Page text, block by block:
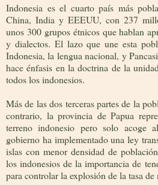
Indonesia es el cuarto país más
China, India y EEEUU, con 237
unos 300 grupos étnicos que hablan
y dialectos. El lazo que une esta
Indonesia, la lengua nacional, y
hace énfasis en la doctrina de la
todos los indonesios.
Más de las dos terceras partes de la
contrario, la provincia de Papua
terreno indonesio pero solo acoge
gobierno ha implementado una ley
islas con menor densidad de
los indonesios de la importancia de
para controlar la explosión de la tasa de